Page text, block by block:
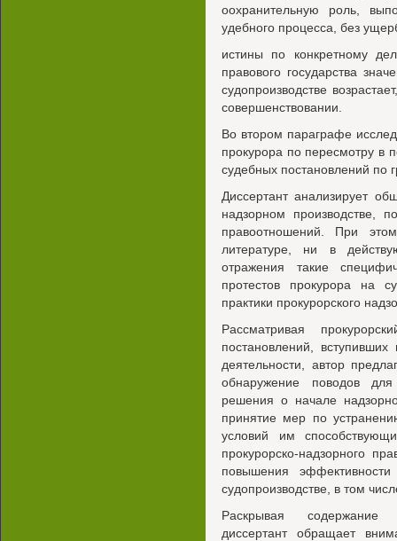
оохранительную роль,
удебного процесса, без
истины по конкретному
правового государства
судопроизводстве
совершенствовании.
Во втором параграфе
прокурора по пересмотру в
судебных постановлений по
Диссертант анализирует
надзорном производстве,
правоотношений. При
литературе, ни в
отражения такие
протестов прокурора на
практики прокурорского
Рассматривая
постановлений,
деятельности, автор
обнаружение поводов
решения о начале
принятие мер по
условий им
прокурорско-надзорного
повышения
судопроизводстве, в том
Раскрывая содержание
диссертант обращает